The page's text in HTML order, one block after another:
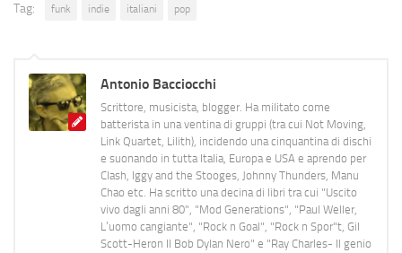
Tag: funk indie italiani pop
Antonio Bacciocchi
Scrittore, musicista, blogger. Ha militato come
batterista in una ventina di gruppi (tra cui Not Moving,
Link Quartet, Lilith), incidendo una cinquantina di dischi
e suonando in tutta Italia, Europa e USA e aprendo per
Clash, Iggy and the Stooges, Johnny Thunders, Manu
Chao etc. Ha scritto una decina di libri tra cui "Uscito
vivo dagli anni 80", "Mod Generations", "Paul Weller,
L’uomo cangiante", "Rock n Goal", "Rock n Spor"t, Gil
Scott-Heron Il Bob Dylan Nero" e "Ray Charles- Il genio